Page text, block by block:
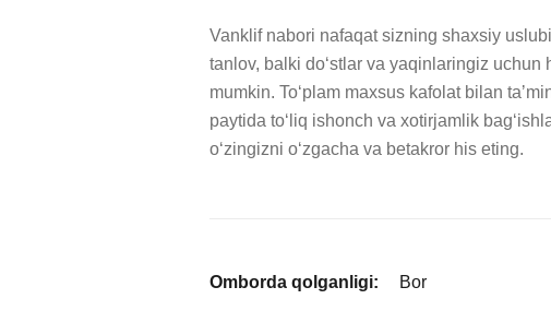
Vanklif nabori nafaqat sizning shaxsiy
tanlov, balki doʻstlar va yaqinlaringiz uchun
mumkin. Toʻplam maxsus kafolat bilan
paytida toʻliq ishonch va xotirjamlik
oʻzingizni oʻzgacha va betakror his eting.
Omborda qolganligi: Bor